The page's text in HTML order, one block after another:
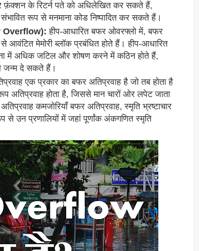
फ़ंक्शन के रिटर्न पते को अधिलेखित कर सकते हैं,
रूप से मनमाना कोड निष्पादित कर सकते हैं।
Overflow): हीप-आधारित बफर ओवरफ्लो में, बफर
आवंटित मेमोरी ब्लॉक प्रबंधित होते हैं। हीप-आधारित
में अधिक जटिल और शोषण करने में कठिन होते हैं,
जन्म दे सकते हैं।
एक प्रकार का बफर अतिप्रवाह है जो तब होता है
अतिप्रवाह होता है, जिससे मान चारों ओर लपेट जाता
कमजोरियाँ बफर अतिप्रवाह, स्मृति भ्रष्टाचार
उन प्रणालियों में जहां पूर्णांक अंकगणित स्मृति